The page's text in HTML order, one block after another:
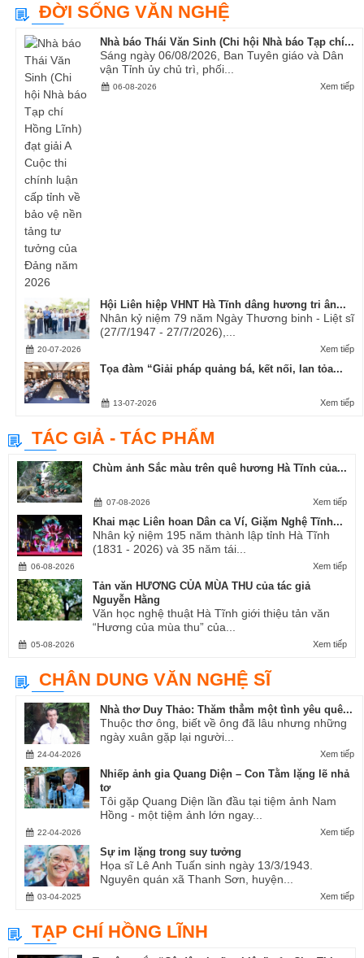
ĐỜI SỐNG VĂN NGHỆ
Nhà báo Thái Văn Sinh (Chi hội Nhà báo Tạp chí...
Sáng ngày 06/08/2026, Ban Tuyên giáo và Dân
vận Tỉnh ủy chủ trì, phối...
Xem tiếp
06-08-2026
Hội Liên hiệp VHNT Hà Tĩnh dâng hương tri ân...
Nhân kỷ niệm 79 năm Ngày Thương binh - Liệt sĩ
(27/7/1947 - 27/7/2026),...
Xem tiếp
20-07-2026
Tọa đàm “Giải pháp quảng bá, kết nối, lan tỏa...
Xem tiếp
13-07-2026
TÁC GIẢ - TÁC PHẨM
Chùm ảnh Sắc màu trên quê hương Hà Tĩnh của...
Xem tiếp
07-08-2026
Khai mạc Liên hoan Dân ca Ví, Giặm Nghệ Tĩnh...
Nhân kỷ niệm 195 năm thành lập tỉnh Hà Tĩnh
(1831 - 2026) và 35 năm tái...
Xem tiếp
06-08-2026
Tản văn HƯƠNG CỦA MÙA THU của tác giả
Nguyễn Hằng
Văn học nghệ thuật Hà Tĩnh giới thiệu tản văn
“Hương của mùa thu” của...
Xem tiếp
05-08-2026
CHÂN DUNG VĂN NGHỆ SĨ
Nhà thơ Duy Thảo: Thăm thẳm một tình yêu quê...
Thuộc thơ ông, biết về ông đã lâu nhưng những
ngày xuân gặp lại người...
Xem tiếp
24-04-2026
Nhiếp ảnh gia Quang Diện – Con Tằm lặng lẽ nhả
tơ
Tôi gặp Quang Diện lần đầu tại tiệm ảnh Nam
Hồng - một tiệm ảnh lớn ngay...
Xem tiếp
22-04-2026
Sự im lặng trong suy tưởng
Họa sĩ Lê Anh Tuấn sinh ngày 13/3/1943.
Nguyên quán xã Thanh Sơn, huyện...
Xem tiếp
03-04-2025
TẠP CHÍ HỒNG LĨNH